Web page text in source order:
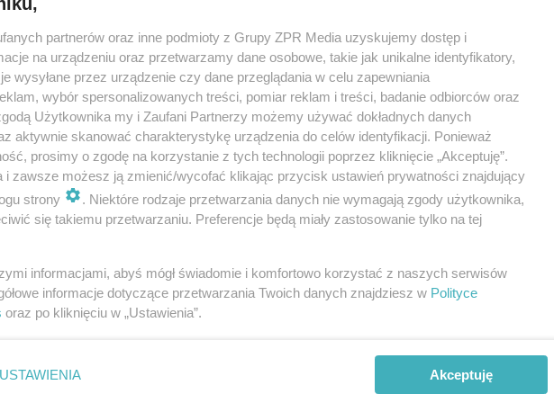
drobnych handlarzy, można napić się herbaty, zjeść
albo wkładki do butów… Geert Mak ukazuje kalejdoskop
czasu. Jedni są tu, aby odpocząć, inni zarabiają na
znajduje się wyłącznie pomiędzy, ale jest pełnowartościową
poza reprezentacyjną architekturą, poza szykownymi ulicami
mostu – można i jest po co się tu zatrzymać. Autor
sytuacji, o aktualnych wydarzeniach, o codziennych
panoramę tragicznych losów dawnego
dynamizm krajobrazu miejskiego, w którym dzieje się
Na ten obraz składają się barwne dzieje
morze, które przypomina o sobie silnymi podmuchami wiatru.
str. 144. Cena 36 zł
partnerów oraz inne podmioty z Grupy ZPR Media uzyskujemy dostęp i
na urządzeniu oraz przetwarzamy dane osobowe, takie jak unikalne identyfikatory,
wysyłane przez urządzenie czy dane przeglądania w celu zapewniania
wybór spersonalizowanych treści, pomiar reklam i treści, badanie odbiorców oraz
Użytkownika my i Zaufani Partnerzy możemy używać dokładnych danych
aktywnie skanować charakterystykę urządzenia do celów identyfikacji. Ponieważ
prosimy o zgodę na korzystanie z tych technologii poprzez kliknięcie „Akceptuję”.
i zawsze możesz ją zmienić/wycofać klikając przycisk ustawień prywatności znajdujący
strony
. Niektóre rodzaje przetwarzania danych nie wymagają zgody użytkownika,
się takiemu przetwarzaniu. Preferencje będą miały zastosowanie tylko na tej
informacjami, abyś mógł świadomie i komfortowo korzystać z naszych serwisów
informacje dotyczące przetwarzania Twoich danych znajdziesz w Polityce
oraz po kliknięciu w „Ustawienia”.
USTAWIENIA Akceptuję